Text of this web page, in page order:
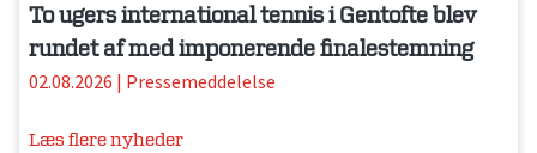
To ugers international tennis i Gentofte blev
rundet af med imponerende finalestemning
02.08.2026 | Pressemeddelelse
Læs flere nyheder